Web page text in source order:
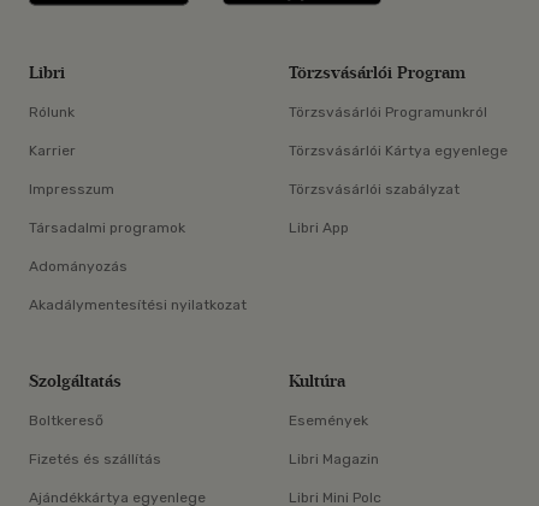
Libri
Rólunk
Karrier
Impresszum
Társadalmi programok
Adományozás
Akadálymentesítési nyilatkozat
Törzsvásárlói Program
Törzsvásárlói Programunkról
Törzsvásárlói Kártya egyenlege
Törzsvásárlói szabályzat
Libri App
Szolgáltatás
Boltkereső
Fizetés és szállítás
Ajándékkártya egyenlege
Kultúra
Események
Libri Magazin
Libri Mini Polc